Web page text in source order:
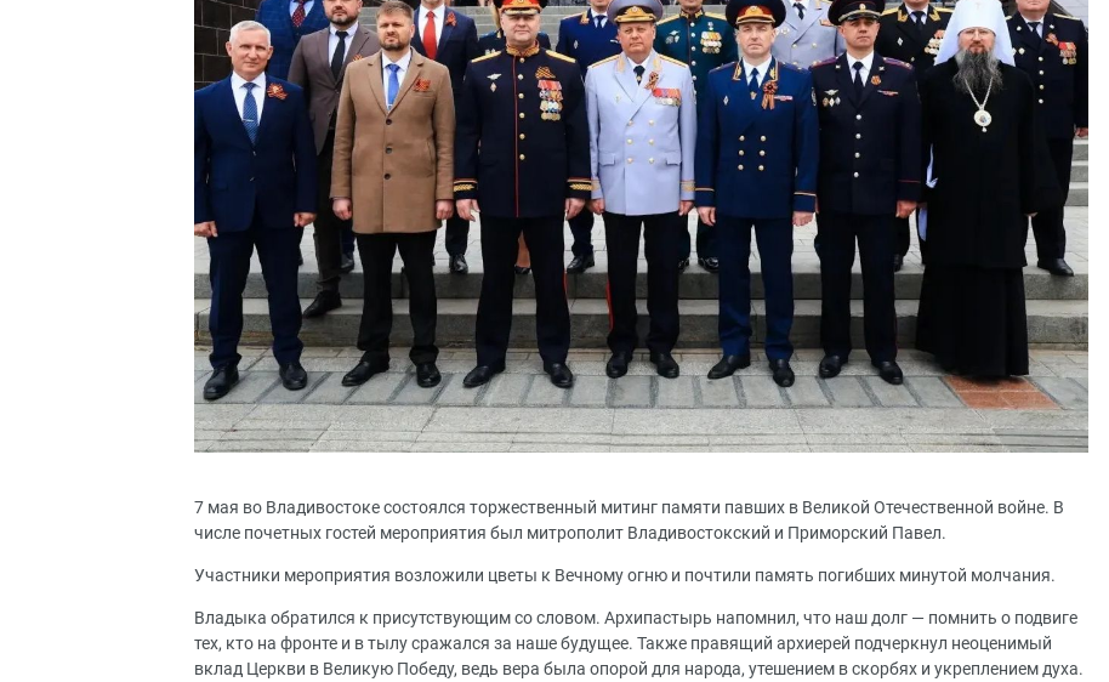
7 мая во Владивостоке состоялся торжественный митинг памяти павших в Великой Отечественной войне. В
числе почетных гостей мероприятия был митрополит Владивостокский и Приморский Павел.
Участники мероприятия возложили цветы к Вечному огню и почтили память погибших минутой молчания.
Владыка обратился к присутствующим со словом. Архипастырь напомнил, что наш долг — помнить о подвиге
тех, кто на фронте и в тылу сражался за наше будущее. Также правящий архиерей подчеркнул неоценимый
вклад Церкви в Великую Победу, ведь вера была опорой для народа, утешением в скорбях и укреплением духа.